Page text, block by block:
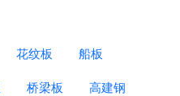
花纹板 船板
桥梁板 高建钢